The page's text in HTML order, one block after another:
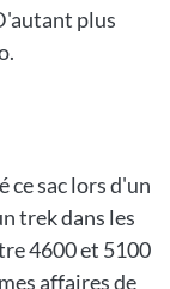
plus
ce sac lors d'un
trek dans les
4600 et 5100
affaires de